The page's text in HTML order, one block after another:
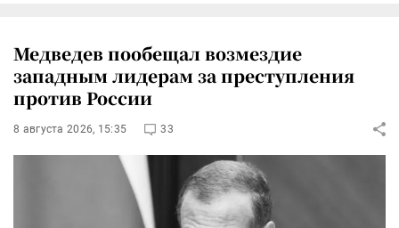
Медведев пообещал возмездие
западным лидерам за преступления
против России
8 августа 2026, 15:35 33